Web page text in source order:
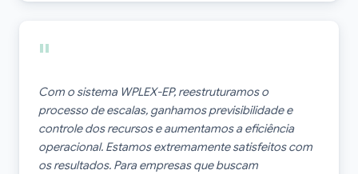
"
Com o sistema WPLEX-EP, reestruturamos o
processo de escalas, ganhamos previsibilidade e
controle dos recursos e aumentamos a eficiência
operacional. Estamos extremamente satisfeitos com
os resultados. Para empresas que buscam